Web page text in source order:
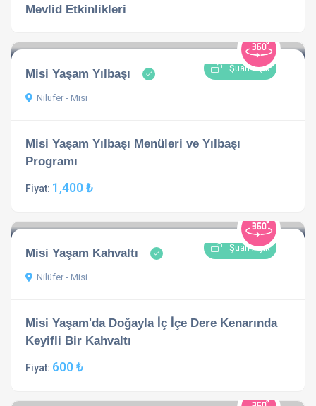
Mevlid Etkinlikleri
Şuan Açık
Misi Yaşam Yılbaşı
Nilüfer - Misi
Misi Yaşam Yılbaşı Menüleri ve Yılbaşı
Programı
Fiyat: 1,400 ₺
Şuan Açık
Misi Yaşam Kahvaltı
Nilüfer - Misi
Misi Yaşam'da Doğayla İç İçe Dere Kenarında
Keyifli Bir Kahvaltı
Fiyat: 600 ₺